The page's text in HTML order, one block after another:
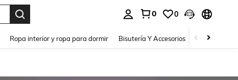
0 0
Ropa interior y ropa para dormir Bisutería Y Accesorios Zapatos